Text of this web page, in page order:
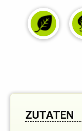
ZUTATEN